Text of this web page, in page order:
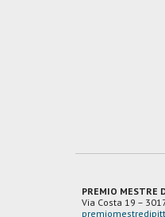
PREMIO MESTRE
Via Costa 19 –